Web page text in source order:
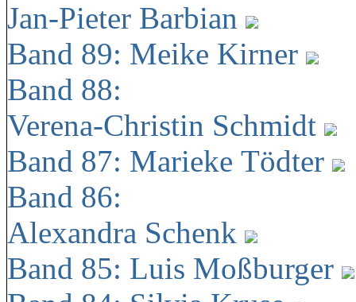
Jan-Pieter Barbian
Band 89: Meike Kirner
Band 88:
Verena-Christin Schmidt
Band 87: Marieke Tödter
Band 86:
Alexandra Schenk
Band 85: Luis Moßburger